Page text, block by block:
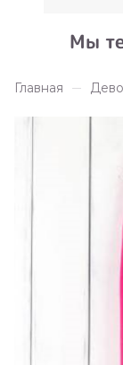
Мы
Главная